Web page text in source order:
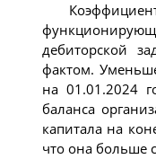
дебиторской
фактом.
на 01.01.2024
баланса
капитала на
что она больше